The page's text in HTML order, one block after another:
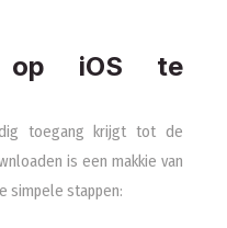
iOS te
toegang krijgt tot de
is een makkie van
simpele stappen: